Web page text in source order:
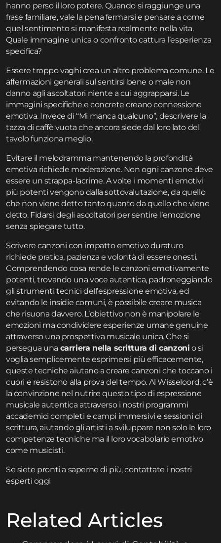
hanno perso il loro potere. Quando si raggiunge una
frase familiare, vale la pena fermarsi e pensare a come
quel sentimento si manifesta realmente nella vita.
Quale immagine unica o confronto cattura l’esperienza
specifica?
Essere troppo vaghi crea un altro problema comune. Le
affermazioni generali sul sentirsi bene o male non
danno agli ascoltatori niente a cui aggrapparsi. Le
immagini specifiche e concrete creano connessione
emotiva. Invece di “Mi manca qualcuno”, descrivere la
tazza di caffè vuota che ancora siede dal loro lato del
tavolo funziona meglio.
Evitare il melodramma mantenendo la profondità
emotiva richiede moderazione. Non ogni canzone deve
essere un strappa-lacrime. A volte i momenti emotivi
più potenti vengono dalla sottovalutazione, da quello
che non viene detto tanto quanto da quello che viene
detto. Fidarsi degli ascoltatori per sentire l’emozione
senza spiegare tutto.
Scrivere canzoni con impatto emotivo duraturo
richiede pratica, pazienza e volontà di essere onesti.
Comprendendo cosa rende le canzoni emotivamente
potenti, trovando una voce autentica, padroneggiando
gli strumenti tecnici dell’espressione emotiva, ed
evitando le insidie comuni, è possibile creare musica
che risuona davvero. L’obiettivo non è manipolare le
emozioni ma condividere esperienze umane genuine
attraverso una prospettiva musicale unica. Che si
persegua una carriera nella scrittura di canzoni o si
voglia semplicemente esprimersi più efficacemente,
queste tecniche aiutano a creare canzoni che toccano i
cuori e resistono alla prova del tempo. Al Wisseloord, c’è
la convinzione nel nutrire questo tipo di espressione
musicale autentica attraverso i nostri programmi
accademici completi e campi immersivi e sessioni di
scrittura, aiutando gli artisti a sviluppare non solo le loro
competenze tecniche ma il loro vocabolario emotivo
come musicisti.
Se siete pronti a saperne di più,contattate i nostri
esperti oggi
Related Articles